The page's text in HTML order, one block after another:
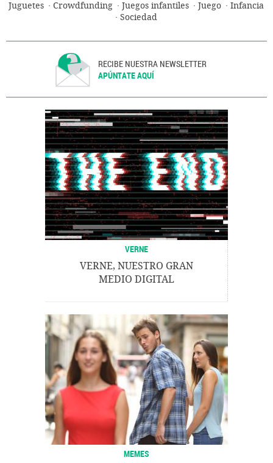
Juguetes Crowdfunding Juegos infantiles Juego
Infancia
Sociedad
RECIBE NUESTRA NEWSLETTER
APÚNTATE AQUÍ
VERNE
VERNE, NUESTRO GRAN
MEDIO DIGITAL
MEMES